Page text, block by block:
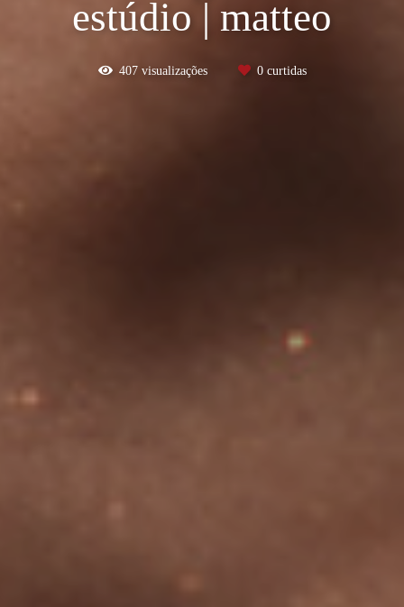
estúdio | matteo
407visualizações 0curtidas